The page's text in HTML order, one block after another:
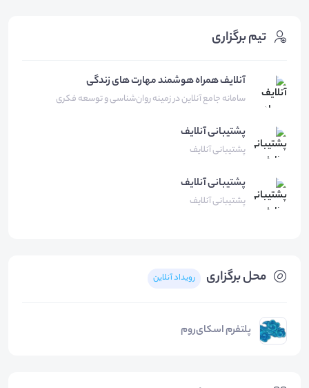
محل برگزاری رویداد آنلاین
پلتفرم اسکای‌روم
تیم برگزاری
آنلایف همراه هوشمند مهارت های زندگی
سامانه جامع آنلاین در زمینه روان‌شناسی و توسعه فکری
پشتیبانیآنلایف
پشتیبانی آنلایف
پشتیبانیآنلایف
پشتیبانی آنلایف